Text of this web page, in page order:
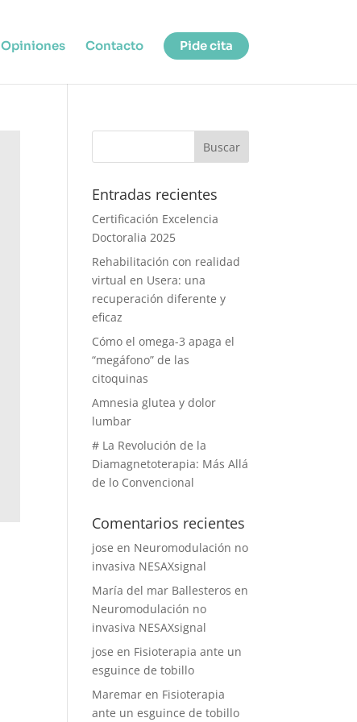
Opiniones Contacto Pide cita
Entradas recientes
Certificación Excelencia
Doctoralia 2025
Rehabilitación con realidad
virtual en Usera: una
recuperación diferente y
eficaz
Cómo el omega-3 apaga el
“megáfono” de las
citoquinas
Amnesia glutea y dolor
lumbar
# La Revolución de la
Diamagnetoterapia: Más Allá
de lo Convencional
Comentarios recientes
jose en Neuromodulación no
invasiva NESAXsignal
María del mar Ballesteros en
Neuromodulación no
invasiva NESAXsignal
jose en Fisioterapia ante un
esguince de tobillo
Maremar en Fisioterapia
ante un esguince de tobillo